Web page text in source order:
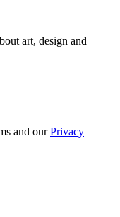
art, design and
and ourPrivacy